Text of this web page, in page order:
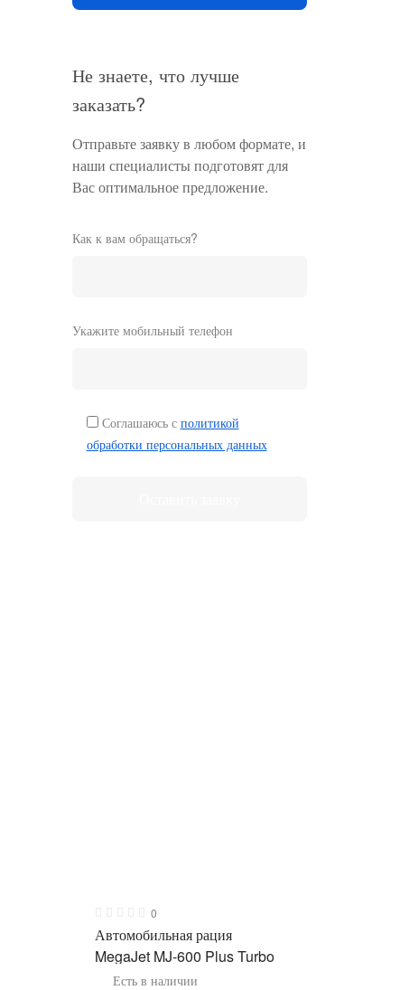
Не знаете, что лучше
заказать?
Отправьте заявку в любом формате, и
наши специалисты подготовят для
Вас оптимальное предложение.
Как к вам обращаться?
Укажите мобильный телефон
Соглашаюсь с политикой
обработки персональных данных
0
Автомобильная рация
MegaJet MJ-600 Plus Turbo
Есть в наличии